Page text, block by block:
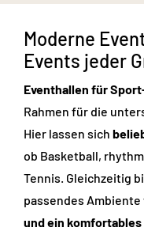
Moderne
Events jeder
Eventhallen für
Rahmen für die
Hier lassen sich
ob Basketball,
Tennis. Gleichzeitig
passendes
und ein komfortables